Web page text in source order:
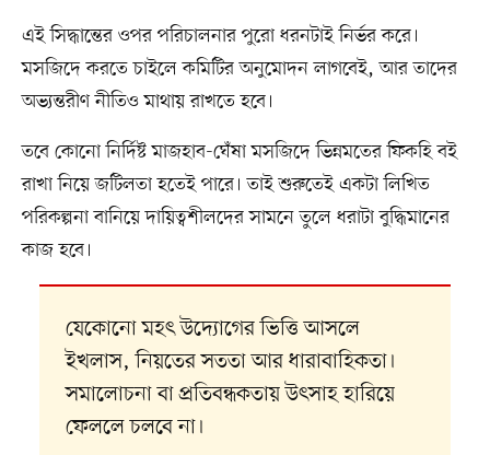
এই সিদ্ধান্তের ওপর পরিচালনার পুরো ধরনটাই নির্ভর করে।
মসজিদে করতে চাইলে কমিটির অনুমোদন লাগবেই, আর তাদের
অভ্যন্তরীণ নীতিও মাথায় রাখতে হবে।
তবে কোনো নির্দিষ্ট মাজহাব-ঘেঁষা মসজিদে ভিন্নমতের ফিকহি বই
রাখা নিয়ে জটিলতা হতেই পারে। তাই শুরুতেই একটা লিখিত
পরিকল্পনা বানিয়ে দায়িত্বশীলদের সামনে তুলে ধরাটা বুদ্ধিমানের
কাজ হবে।
যেকোনো মহৎ উদ্যোগের ভিত্তি আসলে
ইখলাস, নিয়তের সততা আর ধারাবাহিকতা।
সমালোচনা বা প্রতিবন্ধকতায় উৎসাহ হারিয়ে
ফেললে চলবে না।